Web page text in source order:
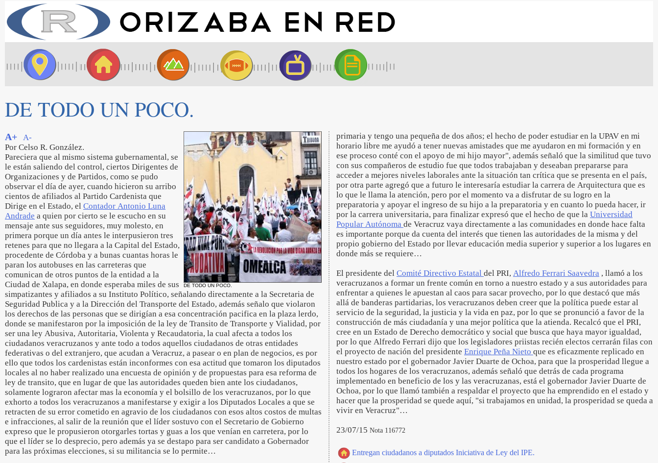
DE TODO UN POCO.
DE TODO UN POCO.
A+
A-
Por Celso R. González.
Pareciera que al mismo sistema gubernamental, se
le están saliendo del control, ciertos Dirigentes de
Organizaciones y de Partidos, como se pudo
observar el día de ayer, cuando hicieron su arribo
cientos de afiliados al Partido Cardenista que
Dirige en el Estado, el Contador Antonio Luna
Andrade a quien por cierto se le escucho en su
mensaje ante sus seguidores, muy molesto, en
primera porque un día antes le interpusieron tres
retenes para que no llegara a la Capital del Estado,
procedente de Córdoba y a bunas cuantas horas le
paran los autobuses en las carreteras que
comunican de otros puntos de la entidad a la
Ciudad de Xalapa, en donde esperaba miles de sus
simpatizantes y afiliados a su Instituto Político, señalando directamente a la Secretaria de
Seguridad Publica y a la Dirección del Transporte del Estado, además señalo que violaron
los derechos de las personas que se dirigían a esa concentración pacifica en la plaza lerdo,
donde se manifestaron por la imposición de la ley de Transito de Transporte y Vialidad, por
ser una ley Abusiva, Autoritaria, Violenta y Recaudatoria, la cual afecta a todos los
ciudadanos veracruzanos y ante todo a todos aquellos ciudadanos de otras entidades
federativas o del extranjero, que acudan a Veracruz, a pasear o en plan de negocios, es por
ello que todos los cardenistas están inconformes con esa actitud que tomaron los diputados
locales al no haber realizado una encuesta de opinión y de propuestas para esa reforma de
ley de transito, que en lugar de que las autoridades queden bien ante los ciudadanos,
solamente lograron afectar mas la economía y el bolsillo de los veracruzanos, por lo que
exhorto a todos los veracruzanos a manifestarse y exigir a los Diputados Locales a que se
retracten de su error cometido en agravio de los ciudadanos con esos altos costos de multas
e infracciones, al salir de la reunión que el líder sostuvo con el Secretario de Gobierno
expreso que le propusieron otorgarles tortas y guas a los que venían en carretera, por lo
que el líder se lo desprecio, pero además ya se destapo para ser candidato a Gobernador
para las próximas elecciones, si su militancia se lo permite…
primaria y tengo una pequeña de dos años; el hecho de poder estudiar en la UPAV en mi
horario libre me ayudó a tener nuevas amistades que me ayudaron en mi formación y en
ese proceso conté con el apoyo de mi hijo mayor", además señaló que la similitud que tuvo
con sus compañeros de estudio fue que todos trabajaban y deseaban prepararse para
acceder a mejores niveles laborales ante la situación tan crítica que se presenta en el país,
por otra parte agregó que a futuro le interesaría estudiar la carrera de Arquitectura que es
lo que le llama la atención, pero por el momento va a disfrutar de su logro en la
preparatoria y apoyar el ingreso de su hijo a la preparatoria y en cuanto lo pueda hacer, ir
por la carrera universitaria, para finalizar expresó que el hecho de que la Universidad
Popular Autónoma de Veracruz vaya directamente a las comunidades en donde hace falta
es importante porque da cuenta del interés que tienen las autoridades de la misma y del
propio gobierno del Estado por llevar educación media superior y superior a los lugares en
donde más se requiere…
El presidente del Comité Directivo Estatal del PRI, Alfredo Ferrari Saavedra , llamó a los
veracruzanos a formar un frente común en torno a nuestro estado y a sus autoridades para
enfrentar a quienes le apuestan al caos para sacar provecho, por lo que destacó que más
allá de banderas partidarias, los veracruzanos deben creer que la política puede estar al
servicio de la seguridad, la justicia y la vida en paz, por lo que se pronunció a favor de la
construcción de más ciudadanía y una mejor política que la atienda. Recalcó que el PRI,
cree en un Estado de Derecho democrático y social que busca que haya mayor igualdad,
por lo que Alfredo Ferrari dijo que los legisladores priistas recién electos cerrarán filas con
el proyecto de nación del presidente Enrique Peña Nieto que es eficazmente replicado en
nuestro estado por el gobernador Javier Duarte de Ochoa, para que la prosperidad llegue a
todos los hogares de los veracruzanos, además señaló que detrás de cada programa
implementado en beneficio de los y las veracruzanas, está el gobernador Javier Duarte de
Ochoa, por lo que llamó también a respaldar el proyecto que ha emprendido en el estado y
hacer que la prosperidad se quede aquí, "si trabajamos en unidad, la prosperidad se queda a
vivir en Veracruz"…
23/07/15 Nota 116772
Entregan ciudadanos a diputados Iniciativa de Ley del IPE.